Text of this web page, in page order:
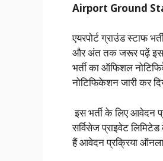
Airport Ground
एयरपोर्ट ग्राउंड स्टाफ
और अंत तक जरूर पढ़ें इस
भर्ती का ऑफिशल
नोटिफिकेशन जारी कर
इस भर्ती के लिए आवेदन
सर्विसेज प्राइवेट
हैं आवेदन प्रक्रिया